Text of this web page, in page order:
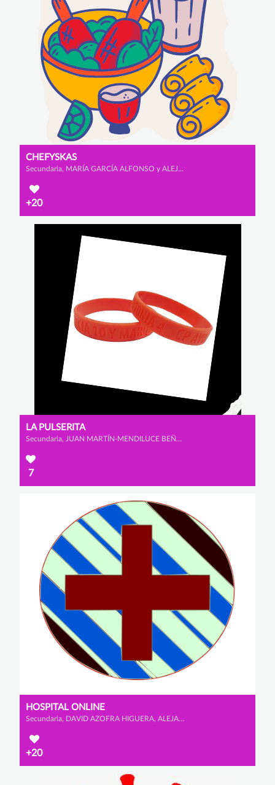
CHEFYSKAS
Secundaria, MARÍA GARCÍA ALFONSO y ALEJANDRA ZURDO GUTIÉRREZ
+20
LA PULSERITA
Secundaria, JUAN MARTÍN-MENDILUCE BEÑARÁN, LUIS RODRÍGUEZ DOPICO y ALEJANDRO PATÓN ALBARRACÍN
7
HOSPITAL ONLINE
Secundaria, DAVID AZOFRA HIGUERA, ALEJANDRO BLANCO GARCÍA y HÉCTOR HERNÁNDEZ CRISTÓBAL
+20